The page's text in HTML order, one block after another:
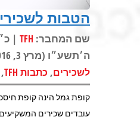
הטבות
שם המחבר: TFH
|
ה׳תשע״ו (מרץ 3, 2016) |
לשכירים, כתבות TFH ,
קופת גמל הינה קופת
עובדים שכירים